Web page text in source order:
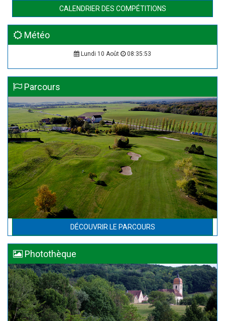
CALENDRIER DES COMPÉTITIONS
Météo
Lundi 10 Août 08:35:53
Parcours
DÉCOUVRIR LE PARCOURS
Photothèque